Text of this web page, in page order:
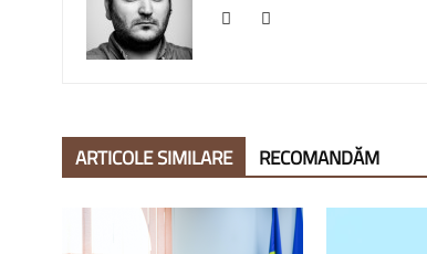
ARTICOLE SIMILARE RECOMANDĂM